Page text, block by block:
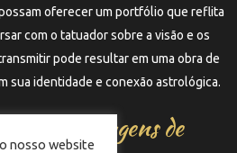
oferecer um portfólio que reflita
com o tatuador sobre a visão e os
pode resultar em uma obra de
sua identidade e conexão astrológica.
das tatuagens de
nosso website